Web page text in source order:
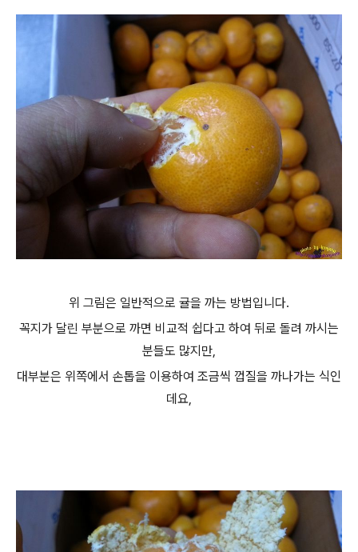
위 그림은 일반적으로 귤을 까는 방법입니다.
꼭지가 달린 부분으로 까면 비교적 쉽다고 하여 뒤로 돌려 까시는
분들도 많지만,
대부분은 위쪽에서 손톱을 이용하여 조금씩 껍질을 까나가는 식인
데요,